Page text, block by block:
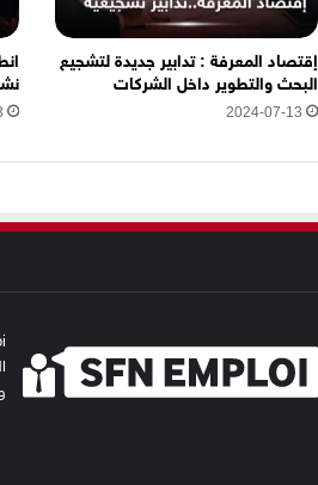
إقتصاد المعرفة : تدابير جديدة لتشجيع
البحث والتطوير داخل الشركات
2024-07-13